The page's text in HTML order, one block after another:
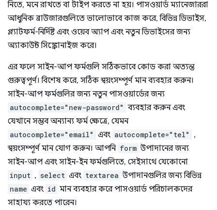
নিতে, মনে রাখতে বা টাইপ করতে না হয়। পাসওয়ার্ড ম্যানেজাররা
আধুনিক ব্রাউজারগুলিতে ভালোভাবে কাজ করে, বিভিন্ন ডিভাইস,
প্ল্যাটফর্ম-নির্দিষ্ট এবং ওয়েব অ্যাপ এবং নতুন ডিভাইসের জন্য
অ্যাকাউন্ট সিঙ্ক্রোনাইজ করে।
এর ফলে সাইন-আপ ফর্মগুলি সঠিকভাবে কোড করা অত্যন্ত
গুরুত্বপূর্ণ। বিশেষ করে, সঠিক স্বয়ংসম্পূর্ণ মান ব্যবহার করুন।
সাইন-আপ ফর্মগুলির জন্য নতুন পাসওয়ার্ডের জন্য
autocomplete="new-password" ব্যবহার করুন এবং
যেখানে সম্ভব অন্যান্য ফর্ম ক্ষেত্রে, যেমন
autocomplete="email" এবং autocomplete="tel"
,
স্বয়ংসম্পূর্ণ মান যোগ করুন। আপনি form উপাদানের জন্য
সাইন-আপ এবং সাইন-ইন ফর্মগুলিতে, সেইসাথে যেকোনো
input , select এবং textarea উপাদানগুলির জন্য বিভিন্ন
name এবং id মান ব্যবহার করে পাসওয়ার্ড পরিচালকদের
সাহায্য করতে পারেন।